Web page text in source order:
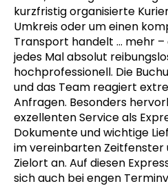
kurzfristig organisierte
Umkreis oder um einen
Transport handelt … mehr –
jedes Mal absolut
hochprofessionell. Die
und das Team reagiert
Anfragen. Besonders
exzellenten Service als
Dokumente und wichtige
im vereinbarten Zeitfenster
Zielort an. Auf diesen
sich auch bei engen